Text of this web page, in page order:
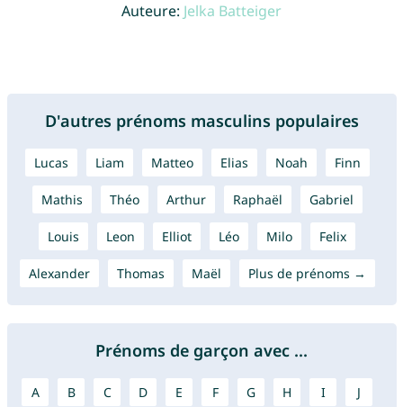
Auteure: Jelka Batteiger
D'autres prénoms masculins populaires
Lucas Liam Matteo Elias Noah Finn
Mathis Théo Arthur Raphaël Gabriel
Louis Leon Elliot Léo Milo Felix
Alexander Thomas Maël Plus de prénoms →
Prénoms de garçon avec ...
A B C D E F G H I J